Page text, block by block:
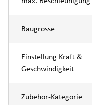
Baugrosse
Einstellung Kraft &
Geschwindigkeit
Zubehor-Kategorie